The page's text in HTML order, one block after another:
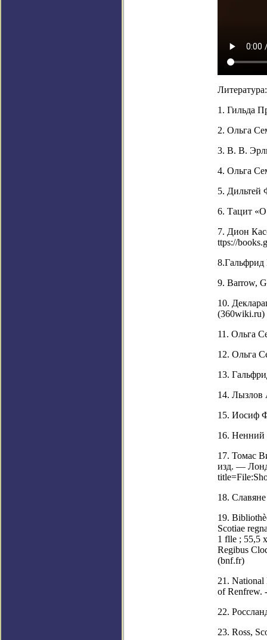
Литература:
1. Гильда
2. Ольга
3. В. В.
4. Ольга
5. Дильтей
6. Тацит
7. Дион
ttps://
9. Barrow,
10.
(360wiki.ru)
11. Ольга
12. Ольга
13.
14. Лызлов
15. Иосиф
16. Ненний
17. Томас
изд. —
18.
19.
Scotiae
1 flle ; 55,5
Regibus
(bnf.fr)
21. National
of Renfrew.
22.
23. Ross,